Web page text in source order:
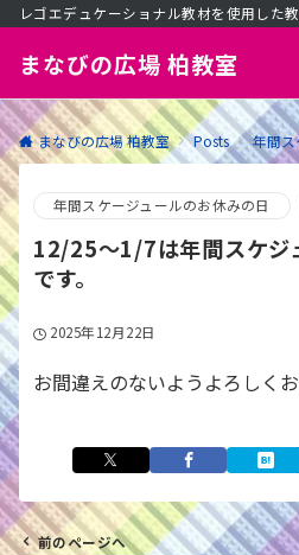
レゴエデュケーショナル教材を使用した教
まなびの広場 柏教室
まなびの広場 柏教室 Posts 年間ス
年間スケージュールのお休みの日
12/25〜1/7は年間スケジ
です。
2025年12月22日
お間違えのないようよろしくお
前のページへ